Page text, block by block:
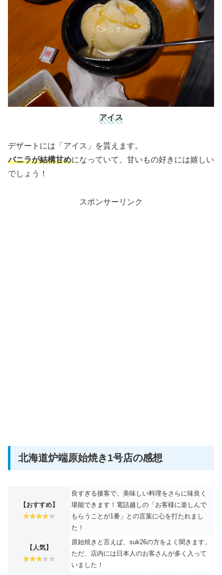
アイス
デザートには「アイス」を貰えます。
バニラが結構甘めになっていて、甘いもの好きには嬉しい
でしょう！
スポンサーリンク
北海道炉端原始焼き1号店の感想
【おすすめ】
良すぎる接客で、美味しい料理をさらに味良く
堪能できます！電話越しの「お客様に楽しんで
もらうことが1番」との言葉に心を打たれまし
た！
【人気】
原始焼きと言えば、suk26の方をよく聞きます。
ただ、店内には日本人のお客さんが多く入って
いました！